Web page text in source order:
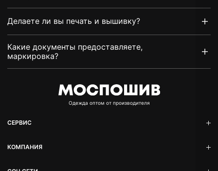
Делаете ли вы печать и вышивку?
Какие документы предоставляете,
маркировка?
Oдежда оптом от производителя
СЕРВИС
КОМПАНИЯ